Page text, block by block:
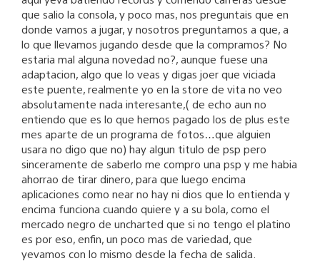
que salio la consola, y poco mas, nos preguntais que en
donde vamos a jugar, y nosotros preguntamos a que, a
lo que llevamos jugando desde que la compramos? No
estaria mal alguna novedad no?, aunque fuese una
adaptacion, algo que lo veas y digas joer que viciada
este puente, realmente yo en la store de vita no veo
absolutamente nada interesante,( de echo aun no
entiendo que es lo que hemos pagado los de plus este
mes aparte de un programa de fotos…que alguien
usara no digo que no) hay algun titulo de psp pero
sinceramente de saberlo me compro una psp y me habia
ahorrao de tirar dinero, para que luego encima
aplicaciones como near no hay ni dios que lo entienda y
encima funciona cuando quiere y a su bola, como el
mercado negro de uncharted que si no tengo el platino
es por eso, enfin, un poco mas de variedad, que
yevamos con lo mismo desde la fecha de salida.